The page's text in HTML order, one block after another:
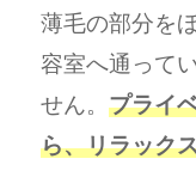
薄毛の部分を
容室へ通って
せん。 プライ
ら、リラック